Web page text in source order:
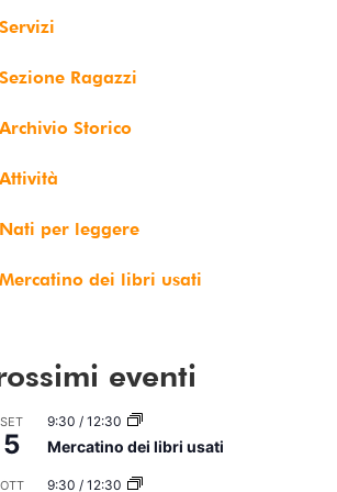
Ragazzi
Storico
per leggere
dei libri usati
eventi
SET
5
9:30 / 12:30
Mercatino dei libri usati
OTT 9:30 / 12:30